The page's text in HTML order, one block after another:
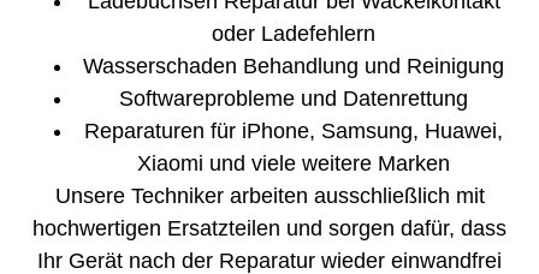
oder Ladefehlern
Wasserschaden Behandlung und Reinigung
Softwareprobleme und Datenrettung
Reparaturen für iPhone, Samsung, Huawei,
Xiaomi und viele weitere Marken
Unsere Techniker arbeiten ausschließlich mit
hochwertigen Ersatzteilen und sorgen dafür, dass
Ihr Gerät nach der Reparatur wieder einwandfrei